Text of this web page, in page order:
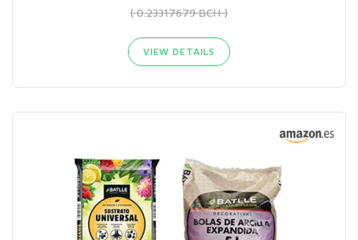
( 0.23317679 BCH )
VIEW DETAILS